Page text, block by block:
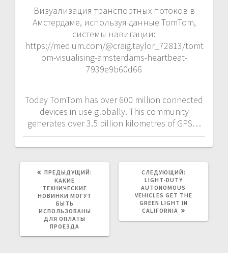
Визуализация транспортных потоков в
Амстердаме, используя данные TomTom,
системы навигации:
https://medium.com/@craig.taylor_72813/tomt
om-visualising-amsterdams-heartbeat-
7939e9b60d66
Today TomTom has over 600 million connected
devices in use globally. This community
generates over 3.5 billion kilometres of GPS…
ПРЕДЫДУЩИЙ:
КАКИЕ
ТЕХНИЧЕСКИЕ
НОВИНКИ МОГУТ
БЫТЬ
ИСПОЛЬЗОВАНЫ
ДЛЯ ОПЛАТЫ
ПРОЕЗДА
СЛЕДУЮЩИЙ:
LIGHT-DUTY
AUTONOMOUS
VEHICLES GET THE
GREEN LIGHT IN
CALIFORNIA